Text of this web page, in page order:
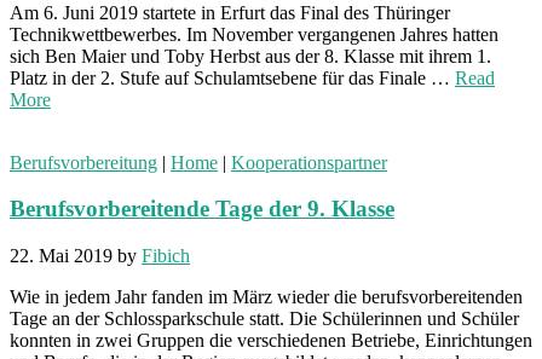
Am 6. Juni 2019 startete in Erfurt das Final des Thüringer
Technikwettbewerbes. Im November vergangenen Jahres hatten
sich Ben Maier und Toby Herbst aus der 8. Klasse mit ihrem 1.
Platz in der 2. Stufe auf Schulamtsebene für das Finale … Read
More
Berufsvorbereitung | Home | Kooperationspartner
Berufsvorbereitende Tage der 9. Klasse
22. Mai 2019 by Fibich
Wie in jedem Jahr fanden im März wieder die berufsvorbereitenden
Tage an der Schlossparkschule statt. Die Schülerinnen und Schüler
konnten in zwei Gruppen die verschiedenen Betriebe, Einrichtungen